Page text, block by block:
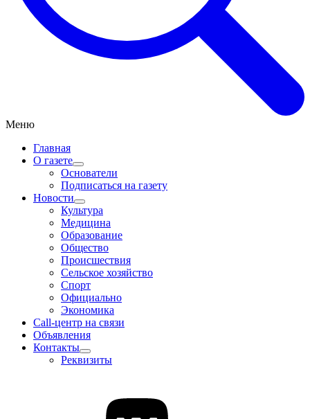
Меню
Главная
О газете
Основатели
Подписаться на газету
Новости
Культура
Медицина
Образование
Общество
Происшествия
Сельское хозяйство
Спорт
Официально
Экономика
Call-центр на связи
Объявления
Контакты
Реквизиты